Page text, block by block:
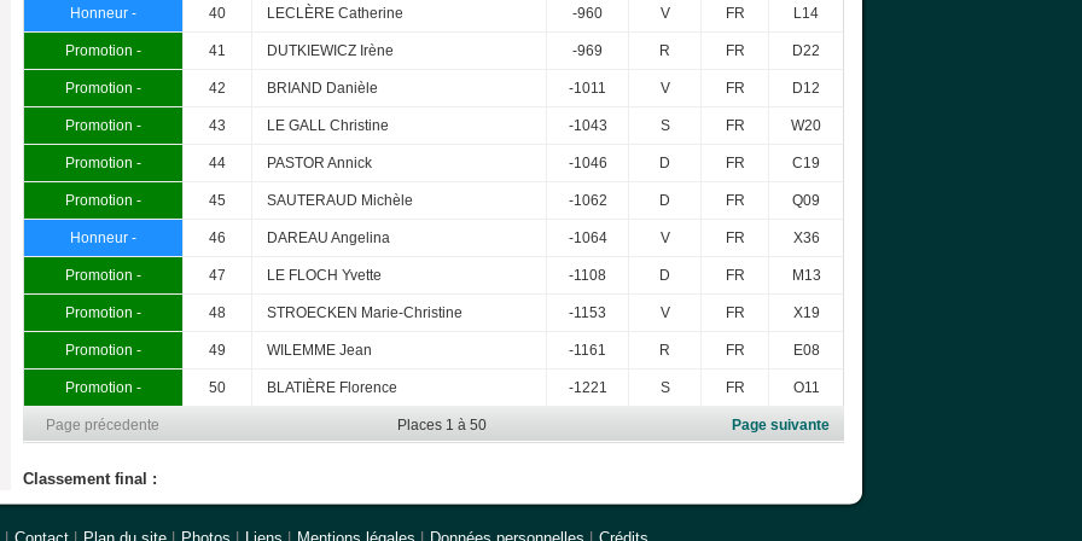
Honneur - 40 LECLÈRE Catherine -960 V FR L14
Promotion - 41 DUTKIEWICZ Irène -969 R FR D22
Promotion - 42 BRIAND Danièle -1011 V FR D12
Promotion - 43 LE GALL Christine -1043 S FR W20
Promotion - 44 PASTOR Annick -1046 D FR C19
Promotion - 45 SAUTERAUD Michèle -1062 D FR Q09
Honneur - 46 DAREAU Angelina -1064 V FR X36
Promotion - 47 LE FLOCH Yvette -1108 D FR M13
Promotion - 48 STROECKEN Marie-Christine -1153 V FR X19
Promotion - 49 WILEMME Jean -1161 R FR E08
Promotion - 50 BLATIÈRE Florence -1221 S FR O11
Page précedente Places 1 à 50 Page suivante
Classement final :